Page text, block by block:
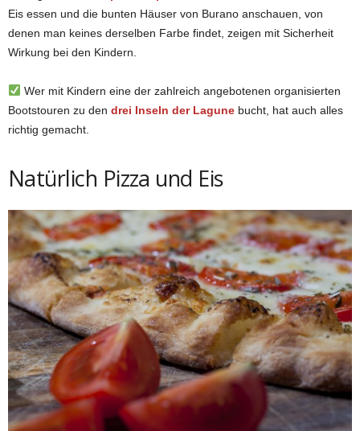
Eis essen und die bunten Häuser von Burano anschauen, von
denen man keines derselben Farbe findet, zeigen mit Sicherheit
Wirkung bei den Kindern.
Wer mit Kindern eine der zahlreich angebotenen organisierten
Bootstouren zu den drei Inseln der Lagune bucht, hat auch alles
richtig gemacht.
Natürlich Pizza und Eis